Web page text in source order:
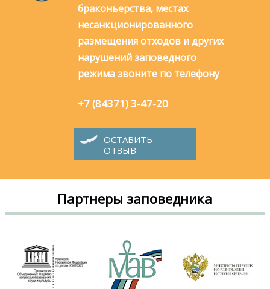
браконьерства, местах
несанкционированного
размещения отходов и других
нарушений заповедного
режима звоните по телефону
+7 (84371) 3-47-20
ОСТАВИТЬ
ОТЗЫВ
Партнеры заповедника